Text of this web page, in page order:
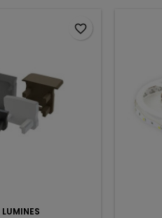
LUMINES
favorite_border